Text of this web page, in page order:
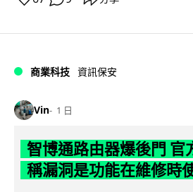
商業科技 資訊保安
Vin 1 日
智博通路由器爆後門 官
稱漏洞是功能在維修時